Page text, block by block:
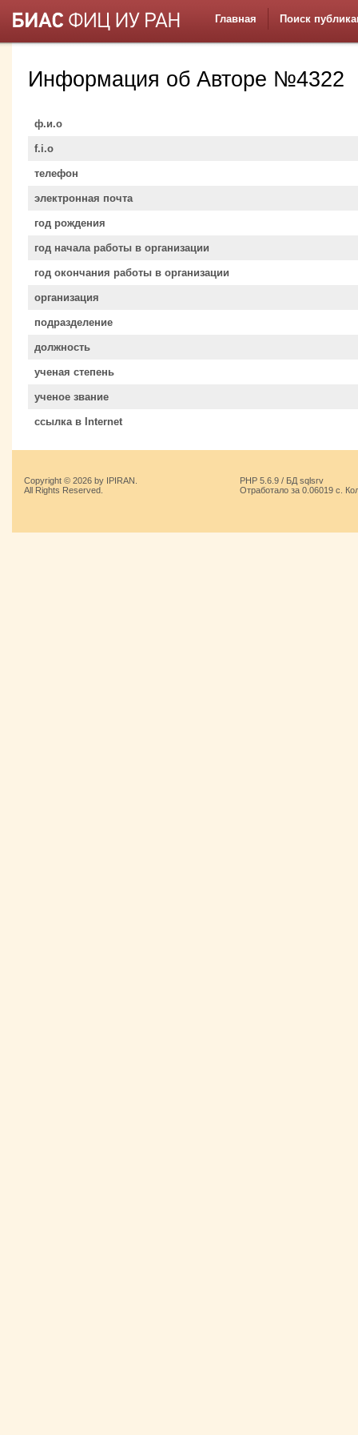
Главная Поиск
Информация об Авторе №4322
ф.и.о
f.i.o
телефон
электронная почта
год рождения
год начала работы в организации
год окончания работы в организации
организация
подразделение
должность
ученая степень
ученое звание
ссылка в Internet
Copyright © 2026 by IPIRAN.
All Rights Reserved.
PHP 5.6.9 / БД sqlsrv
Отработало за 0.06019 с.